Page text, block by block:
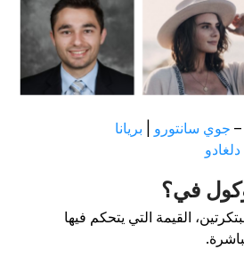
سانتورو| بريانا
في؟
القيمة التي يتحكم فيها